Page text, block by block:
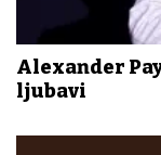
Alexander
ljubavi